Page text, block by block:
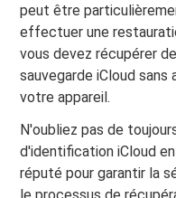
peut être
effectuer une
vous devez récupérer
sauvegarde iCloud
votre appareil.
N'oubliez pas de
d'identification iCloud
réputé pour garantir la
le processus de